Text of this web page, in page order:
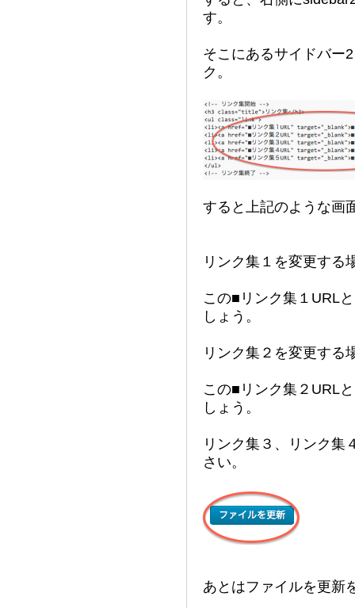
す。
そこにあるサイドバー
ク。
すると上記のような画
リンク集１を変更する
この■リンク集１URL
しょう。
リンク集２を変更する
この■リンク集２URL
しょう。
リンク集３、リンク集
さい。
あとはファイルを更新